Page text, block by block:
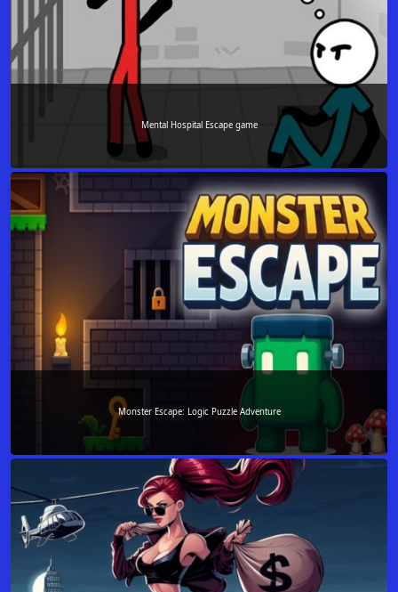
Mental Hospital Escape game
Monster Escape: Logic Puzzle Adventure